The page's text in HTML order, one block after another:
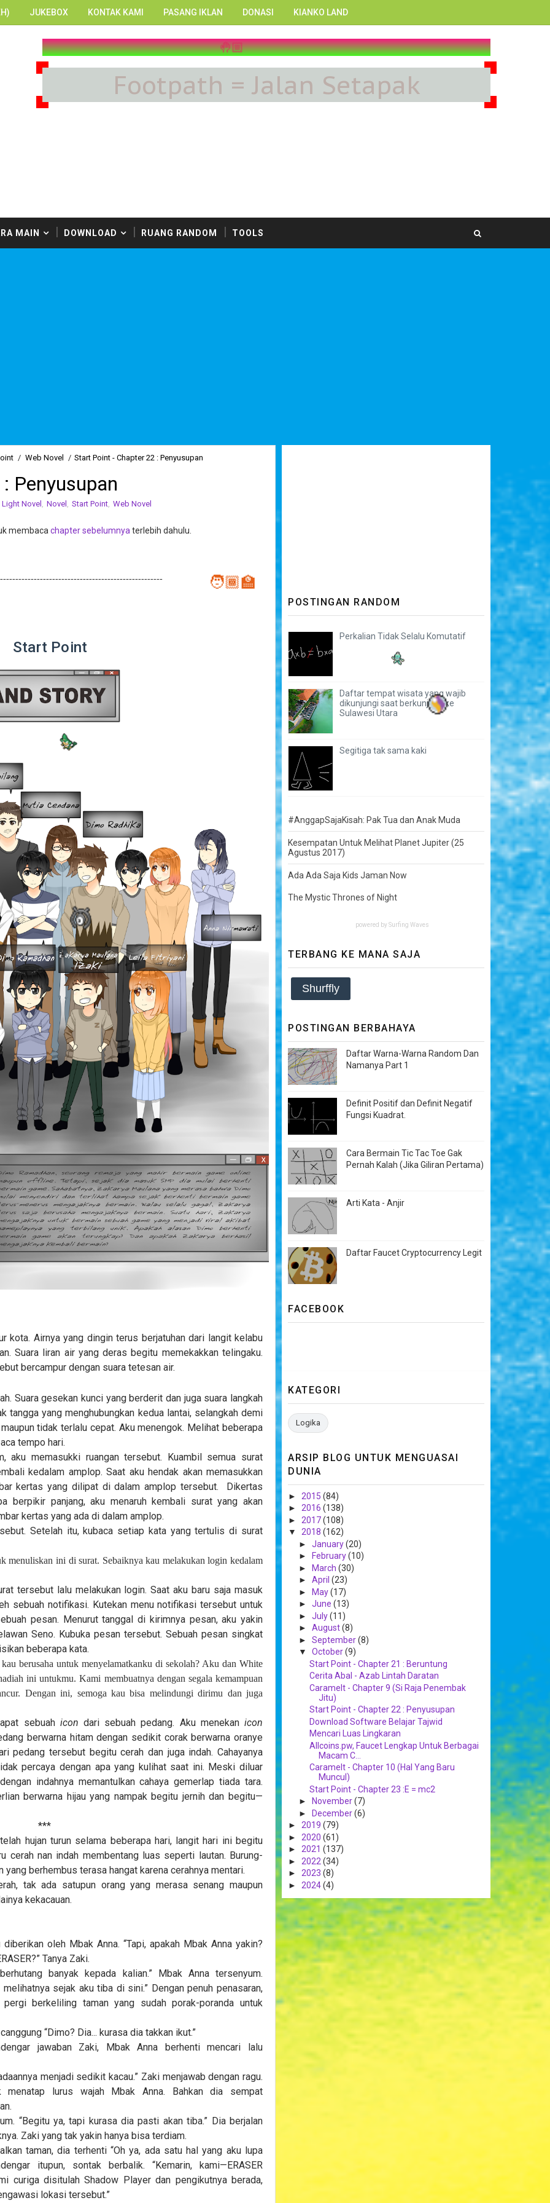
JUKEBOX KONTAK KAMI PASANG IKLAN DONASI KIANKO LAND
🤚🏼
Footpath = Jalan Setapak
MAIN DOWNLOAD RUANG RANDOM TOOLS
/ Web Novel / Start Point - Chapter 22 : Penyusupan
Penyusupan
Light Novel Novel Start Point Web Novel
membaca chapter sebelumnya terlebih dahulu.
Start Point
kota. Airnya yang dingin terus berjatuhan dari langit kelabu
Suara liran air yang deras begitu memekakkan telingaku.
bercampur dengan suara tetesan air.
Suara gesekan kunci yang berderit dan juga suara langkah
tangga yang menghubungkan kedua lantai, selangkah demi
tidak terlalu cepat. Aku menengok. Melihat beberapa
tempo hari.
aku memasukki ruangan tersebut. Kuambil semua surat
kedalam amplop. Saat aku hendak akan memasukkan
kertas yang dilipat di dalam amplop tersebut.
Dikertas
berpikir panjang, aku menaruh kembali surat yang akan
kertas yang ada di dalam amplop.
Setelah itu, kubaca setiap kata yang tertulis di surat
menuliskan ini di surat. Sebaiknya kau melakukan login kedalam
tersebut lalu melakukan login. Saat aku baru saja masuk
sebuah notifikasi. Kutekan menu notifikasi tersebut untuk
pesan. Menurut tanggal di kirimnya pesan, aku yakin
Seno. Kubuka pesan tersebut. Sebuah pesan singkat
beberapa kata.
berusaha untuk menyelamatkanku di sekolah? Aku dan White
ini untukmu. Kami membuatnya dengan segala kemampuan
Dengan ini, semoga kau bisa melindungi dirimu dan juga
sebuah icon dari sebuah pedang. Aku menekanicon
berwarna hitam dengan sedikit corak berwarna oranye
pedang tersebut begitu cerah dan juga indah. Cahayanya
percaya dengan apa yang kulihat saat ini. Meski diluar
indahnya memantulkan cahaya gemerlap tiada tara.
berwarna hijau yang nampak begitu jernih dan begitu—
***
hujan turun selama beberapa hari, langit hari ini begitu
cerah nan indah membentang luas seperti lautan. Burung-
berhembus terasa hangat karena cerahnya mentari.
tak ada satupun orang yang merasa senang maupun
kekacauan.
oleh Mbak Anna. “Tapi, apakah Mbak Anna yakin?
Tanya Zaki.
banyak kepada kalian.” Mbak Anna tersenyum.
sejak aku tiba di sini.” Dengan penuh penasaran,
berkeliling taman yang sudah porak-poranda untuk
“Dimo? Dia... kurasa dia takkan ikut.”
jawaban Zaki, Mbak Anna berhenti mencari lalu
menjadi sedikit kacau.” Zaki menjawab dengan ragu.
menatap lurus wajah Mbak Anna. Bahkan dia sempat
“Begitu ya, tapi kurasa dia pasti akan tiba.” Dia berjalan
Zaki yang tak yakin hanya bisa terdiam.
taman, dia terhenti “Oh ya, ada satu hal yang aku lupa
itupun, sontak berbalik. “Kemarin, kami—ERASER
curiga disitulah Shadow Player dan pengikutnya berada,
lokasi tersebut.”
POSTINGAN RANDOM
Perkalian Tidak Selalu Komutatif
Daftar tempat wisata yang wajib
dikunjungi saat berkunjung ke
Sulawesi Utara
Segitiga tak sama kaki
#AnggapSajaKisah: Pak Tua dan Anak Muda
Kesempatan Untuk Melihat Planet Jupiter (25
Agustus 2017)
Ada Ada Saja Kids Jaman Now
The Mystic Thrones of Night
powered by Surfing Waves
TERBANG KE MANA SAJA
Shurffly
POSTINGAN BERBAHAYA
Daftar Warna-Warna Random Dan
Namanya Part 1
Definit Positif dan Definit Negatif
Fungsi Kuadrat.
Cara Bermain Tic Tac Toe Gak
Pernah Kalah (Jika Giliran Pertama)
Arti Kata - Anjir
Daftar Faucet Cryptocurrency Legit
FACEBOOK
KATEGORI
Logika
ARSIP BLOG UNTUK MENGUASAI
DUNIA
► 2015 (84)
► 2016 (138)
► 2017(108)
▼ 2018 (162)
► January(20)
►
February(10)
►
March (30)
► April (23)
►
May(17)
► June (13)
► July(11)
► August(8)
► September(8)
▼ October(9)
Start Point - Chapter 21 : Beruntung
Cerita Abal - Azab Lintah Daratan
Caramelt - Chapter 9 (Si Raja Penembak
Jitu)
Start Point - Chapter 22 : Penyusupan
Download Software Belajar Tajwid
Mencari Luas Lingkaran
Allcoins.pw, Faucet Lengkap Untuk Berbagai
Macam C...
Caramelt - Chapter 10 (Hal Yang Baru
Muncul)
Start Point - Chapter 23 :E = mc2
►
November(7)
►
December(6)
► 2019 (79)
► 2020 (61)
► 2021 (137)
► 2022 (34)
► 2023 (8)
► 2024(4)